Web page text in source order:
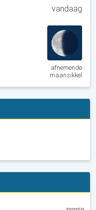
vandaag
afnemende
maansikkel